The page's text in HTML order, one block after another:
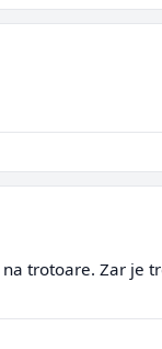
trotoare. Zar je